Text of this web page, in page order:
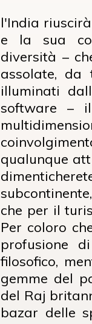
l'India
e la sua
diversità –
assolate,
illuminati
software –
qualunque
che per il
Per coloro
profusione
filosofico,
gemme del
del Raj
bazar delle